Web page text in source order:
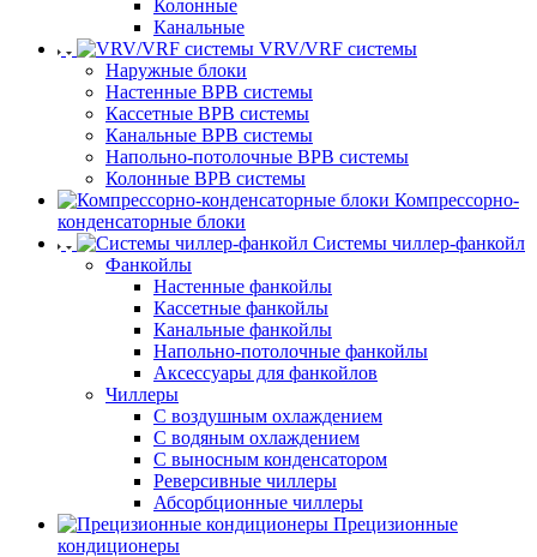
Колонные
Канальные
VRV/VRF системы
Наружные блоки
Настенные ВРВ системы
Кассетные ВРВ системы
Канальные ВРВ системы
Напольно-потолочные ВРВ системы
Колонные ВРВ системы
Компрессорно-
конденсаторные блоки
Системы чиллер-фанкойл
Фанкойлы
Настенные фанкойлы
Кассетные фанкойлы
Канальные фанкойлы
Напольно-потолочные фанкойлы
Аксессуары для фанкойлов
Чиллеры
С воздушным охлаждением
С водяным охлаждением
С выносным конденсатором
Реверсивные чиллеры
Абсорбционные чиллеры
Прецизионные
кондиционеры